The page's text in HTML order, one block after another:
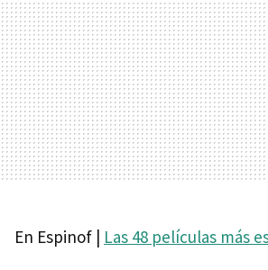
En Espinof | Las 48 películas más